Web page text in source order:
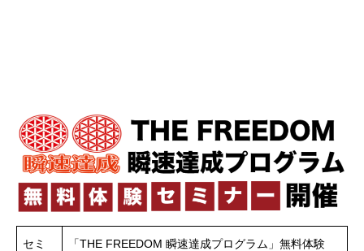
セミ
「THE FREEDOM 瞬速達成プログラム」無料体験